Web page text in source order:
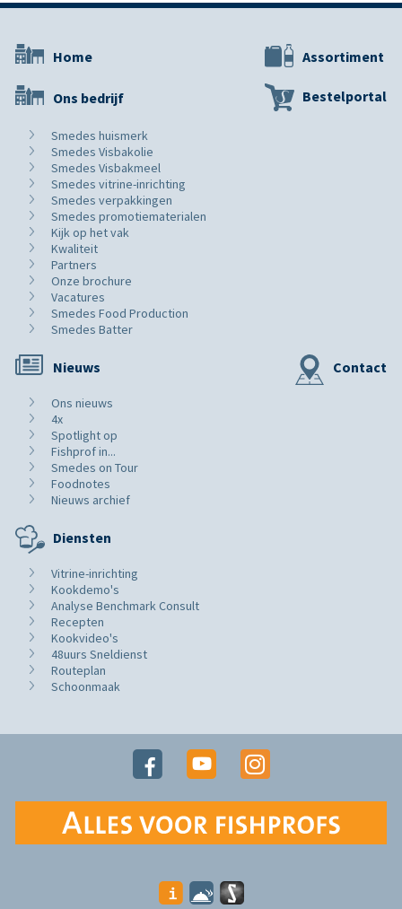
Home
Ons bedrijf
Smedes huismerk
Smedes Visbakolie
Smedes Visbakmeel
Smedes vitrine-inrichting
Smedes verpakkingen
Smedes promotiematerialen
Kijk op het vak
Kwaliteit
Partners
Onze brochure
Vacatures
Smedes Food Production
Smedes Batter
Assortiment
Bestelportal
Nieuws
Ons nieuws
4x
Spotlight op
Fishprof in...
Smedes on Tour
Foodnotes
Nieuws archief
Diensten
Vitrine-inrichting
Kookdemo's
Analyse Benchmark Consult
Recepten
Kookvideo's
48uurs Sneldienst
Routeplan
Schoonmaak
Contact